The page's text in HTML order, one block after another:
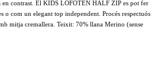
en contrast. El KIDS LOFOTEN HALF ZIP es pot fer
o com un elegant top independent. Procés respectuós
mitja cremallera. Teixit: 70% llana Merino (sense